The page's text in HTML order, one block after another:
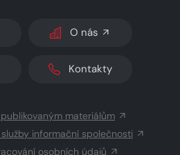
O nás
Kontakty
materiálům
informační společnosti
osobních údajů